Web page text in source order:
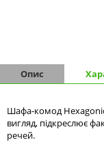
Опис
Шафа-комод
вигляд, підкреслює
речей.